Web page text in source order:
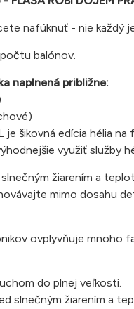
nafúknuť - nie každý
balónov.
naplnená približne:
šikovná edícia hélia na
využiť služby
žiarením a
mimo dosahu
ovplyvňuje mnoho
do plnej veľkosti.
slnečným žiarením a